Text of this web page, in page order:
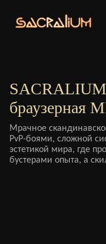
SACRALIUM
браузерная
Мрачное
PvP-боями, сложной
эстетикой мира, где
бустерами опыта, а